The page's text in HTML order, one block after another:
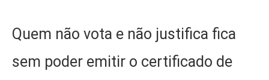
Quem não vota e não justifica fica
sem poder emitir o certificado de